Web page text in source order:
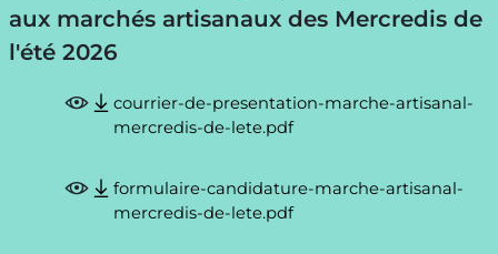
aux marchés artisanaux des Mercredis de
l'été 2026
courrier-de-presentation-marche-artisanal-
mercredis-de-lete.pdf
formulaire-candidature-marche-artisanal-
mercredis-de-lete.pdf